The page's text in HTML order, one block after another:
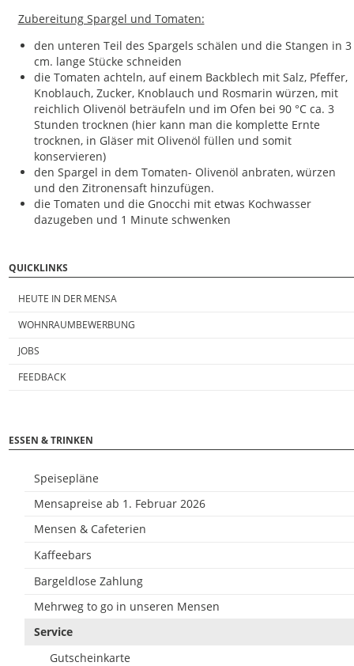
Zubereitung Spargel und Tomaten:
den unteren Teil des Spargels schälen und die Stangen in 3
cm. lange Stücke schneiden
die Tomaten achteln, auf einem Backblech mit Salz, Pfeffer,
Knoblauch, Zucker, Knoblauch und Rosmarin würzen, mit
reichlich Olivenöl beträufeln und im Ofen bei 90 °C ca. 3
Stunden trocknen (hier kann man die komplette Ernte
trocknen, in Gläser mit Olivenöl füllen und somit
konservieren)
den Spargel in dem Tomaten- Olivenöl anbraten, würzen
und den Zitronensaft hinzufügen.
die Tomaten und die Gnocchi mit etwas Kochwasser
dazugeben und 1 Minute schwenken
QUICKLINKS
HEUTE IN DER MENSA
WOHNRAUMBEWERBUNG
JOBS
FEEDBACK
ESSEN & TRINKEN
Speisepläne
Mensapreise ab 1. Februar 2026
Mensen & Cafeterien
Kaffeebars
Bargeldlose Zahlung
Mehrweg to go in unseren Mensen
Service
Gutscheinkarte